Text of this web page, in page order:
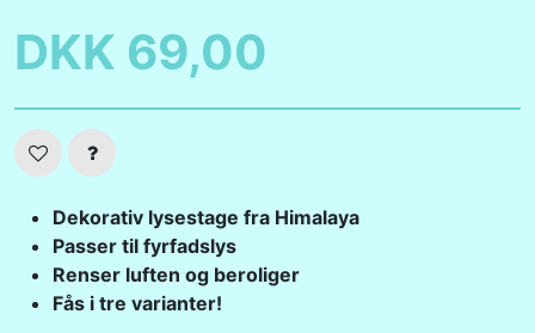
DKK 69,00
Dekorativ lysestage fra Himalaya
Passer til fyrfadslys
Renser luften og beroliger
Fås i tre varianter!